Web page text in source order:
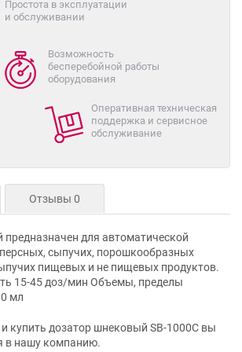
Простота в эксплуатации
и обслуживании
Возможность
бесперебойной работы
оборудования
Оперативная техническая
поддержка и сервисное
обслуживание
Отзывы 0
для автоматической
сыпучих, порошкообразных
пищевых и не пищевых продуктов.
15-45 доз/мин Объемы, пределы
мл
купить дозатор шнековый SB-1000C вы
в нашу компанию.